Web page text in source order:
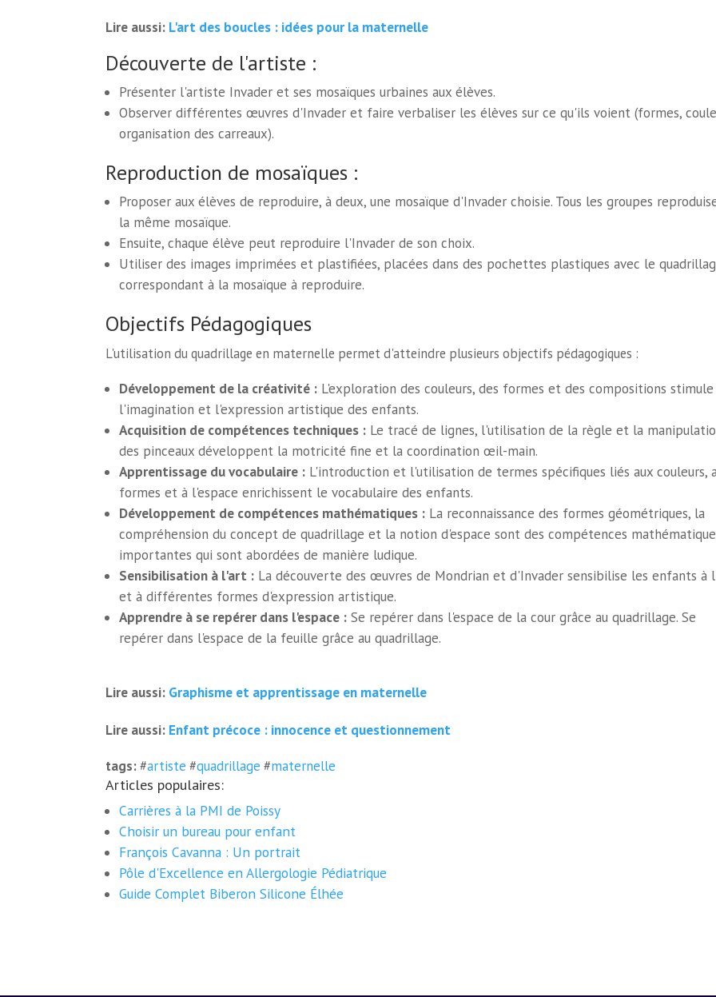
Lire aussi: L'art des boucles : idées pour la maternelle
Découverte de l'artiste :
Présenter l'artiste Invader et ses mosaïques urbaines aux élèves.
Observer différentes œuvres d'Invader et faire verbaliser les élèves sur ce qu'ils voient (formes,
organisation des carreaux).
Reproduction de mosaïques :
Proposer aux élèves de reproduire, à deux, une mosaïque d'Invader choisie. Tous les groupes
la même mosaïque.
Ensuite, chaque élève peut reproduire l'Invader de son choix.
Utiliser des images imprimées et plastifiées, placées dans des pochettes plastiques avec le
correspondant à la mosaïque à reproduire.
Objectifs Pédagogiques
L'utilisation du quadrillage en maternelle permet d'atteindre plusieurs objectifs pédagogiques :
Développement de la créativité :L'exploration des couleurs, des formes et des compositions stimule
l'imagination et l'expression artistique des enfants.
Acquisition de compétences techniques :Le tracé de lignes, l'utilisation de la règle et la
des pinceaux développent la motricité fine et la coordination œil-main.
Apprentissage du vocabulaire :L'introduction et l'utilisation de termes spécifiques liés aux couleurs,
formes et à l'espace enrichissent le vocabulaire des enfants.
Développement de compétences mathématiques :La reconnaissance des formes géométriques, la
compréhension du concept de quadrillage et la notion d'espace sont des compétences
importantes qui sont abordées de manière ludique.
Sensibilisation à l'art :La découverte des œuvres de Mondrian et d'Invader sensibilise les enfants à
et à différentes formes d'expression artistique.
Apprendre à se repérer dans l'espace :Se repérer dans l'espace de la cour grâce au quadrillage. Se
repérer dans l'espace de la feuille grâce au quadrillage.
Lire aussi: Graphisme et apprentissage en maternelle
Lire aussi: Enfant précoce : innocence et questionnement
tags:#artiste #quadrillage #maternelle
Articles populaires:
Carrières à la PMI de Poissy
Choisir un bureau pour enfant
François Cavanna : Un portrait
Pôle d'Excellence en Allergologie Pédiatrique
Guide Complet Biberon Silicone Élhée